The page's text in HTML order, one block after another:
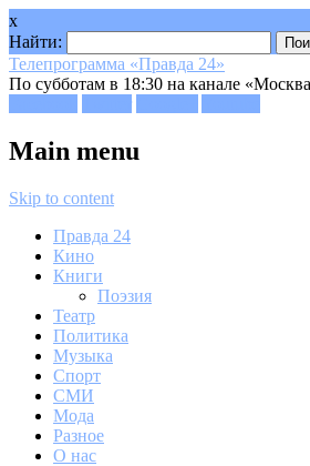
x
Найти:
Телепрограмма «Правда 24»
По субботам в 18:30 на канале
Main menu
Skip to content
Правда 24
Кино
Книги
Поэзия
Театр
Политика
Музыка
Спорт
СМИ
Мода
Разное
О нас